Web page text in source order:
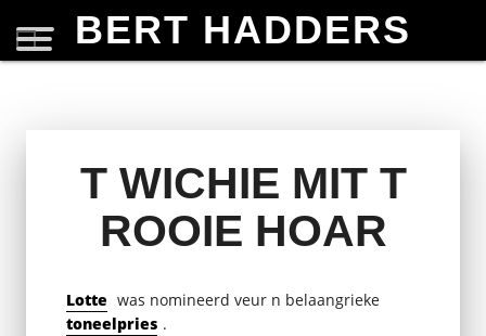
BERT HADDERS
T WICHIE MIT T
ROOIE HOAR
Lotte was nomineerd veur n belaangrieke
toneelpries .